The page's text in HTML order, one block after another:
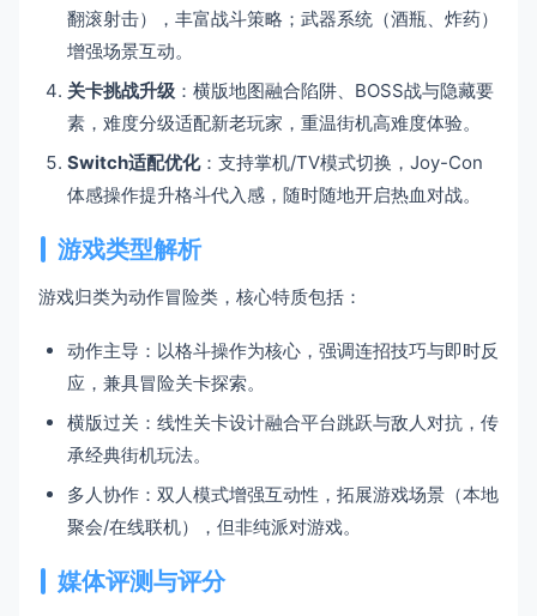
翻滚射击），丰富战斗策略；武器系统（酒瓶、炸药）
增强场景互动。
关卡挑战升级 ：横版地图融合陷阱、BOSS战与隐藏要
素，难度分级适配新老玩家，重温街机高难度体验。
Switch适配优化：支持掌机/TV模式切换，Joy-Con
体感操作提升格斗代入感，随时随地开启热血对战。
游戏类型解析
游戏归类为动作冒险类，核心特质包括：
动作主导：以格斗操作为核心，强调连招技巧与即时反
应，兼具冒险关卡探索。
横版过关：线性关卡设计融合平台跳跃与敌人对抗，传
承经典街机玩法。
多人协作：双人模式增强互动性，拓展游戏场景（本地
聚会/在线联机），但非纯派对游戏。
媒体评测与评分